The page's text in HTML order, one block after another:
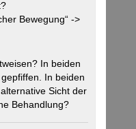
Bewegung“ ->
In beiden
In beiden
Sicht der
Behandlung?